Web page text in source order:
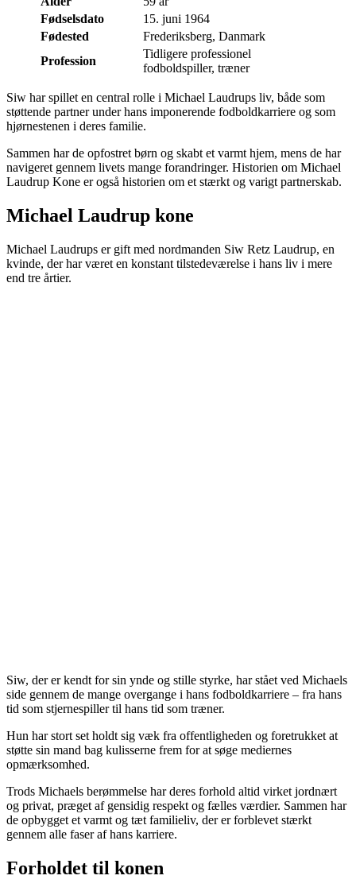
Fødselsdato
15. juni 1964
Fødested
Frederiksberg, Danmark
Profession
Tidligere professionel
fodboldspiller, træner
Siw har spillet en central rolle i Michael Laudrups liv, både som
støttende partner under hans imponerende fodboldkarriere og som
hjørnestenen i deres familie.
Sammen har de opfostret børn og skabt et varmt hjem, mens de har
navigeret gennem livets mange forandringer. Historien om Michael
Laudrup Kone er også historien om et stærkt og varigt partnerskab.
Michael Laudrup kone
Michael Laudrups er gift med nordmanden Siw Retz Laudrup, en
kvinde, der har været en konstant tilstedeværelse i hans liv i mere
end tre årtier.
Siw, der er kendt for sin ynde og stille styrke, har stået ved Michaels
side gennem de mange overgange i hans fodboldkarriere – fra hans
tid som stjernespiller til hans tid som træner.
Hun har stort set holdt sig væk fra offentligheden og foretrukket at
støtte sin mand bag kulisserne frem for at søge mediernes
opmærksomhed.
Trods Michaels berømmelse har deres forhold altid virket jordnært
og privat, præget af gensidig respekt og fælles værdier. Sammen har
de opbygget et varmt og tæt familieliv, der er forblevet stærkt
gennem alle faser af hans karriere.
Forholdet til konen